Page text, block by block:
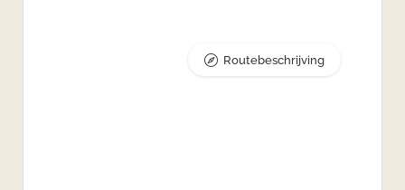
Routebeschrijving